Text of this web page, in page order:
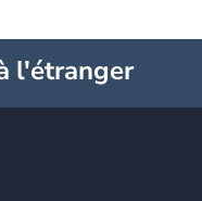
l'étranger